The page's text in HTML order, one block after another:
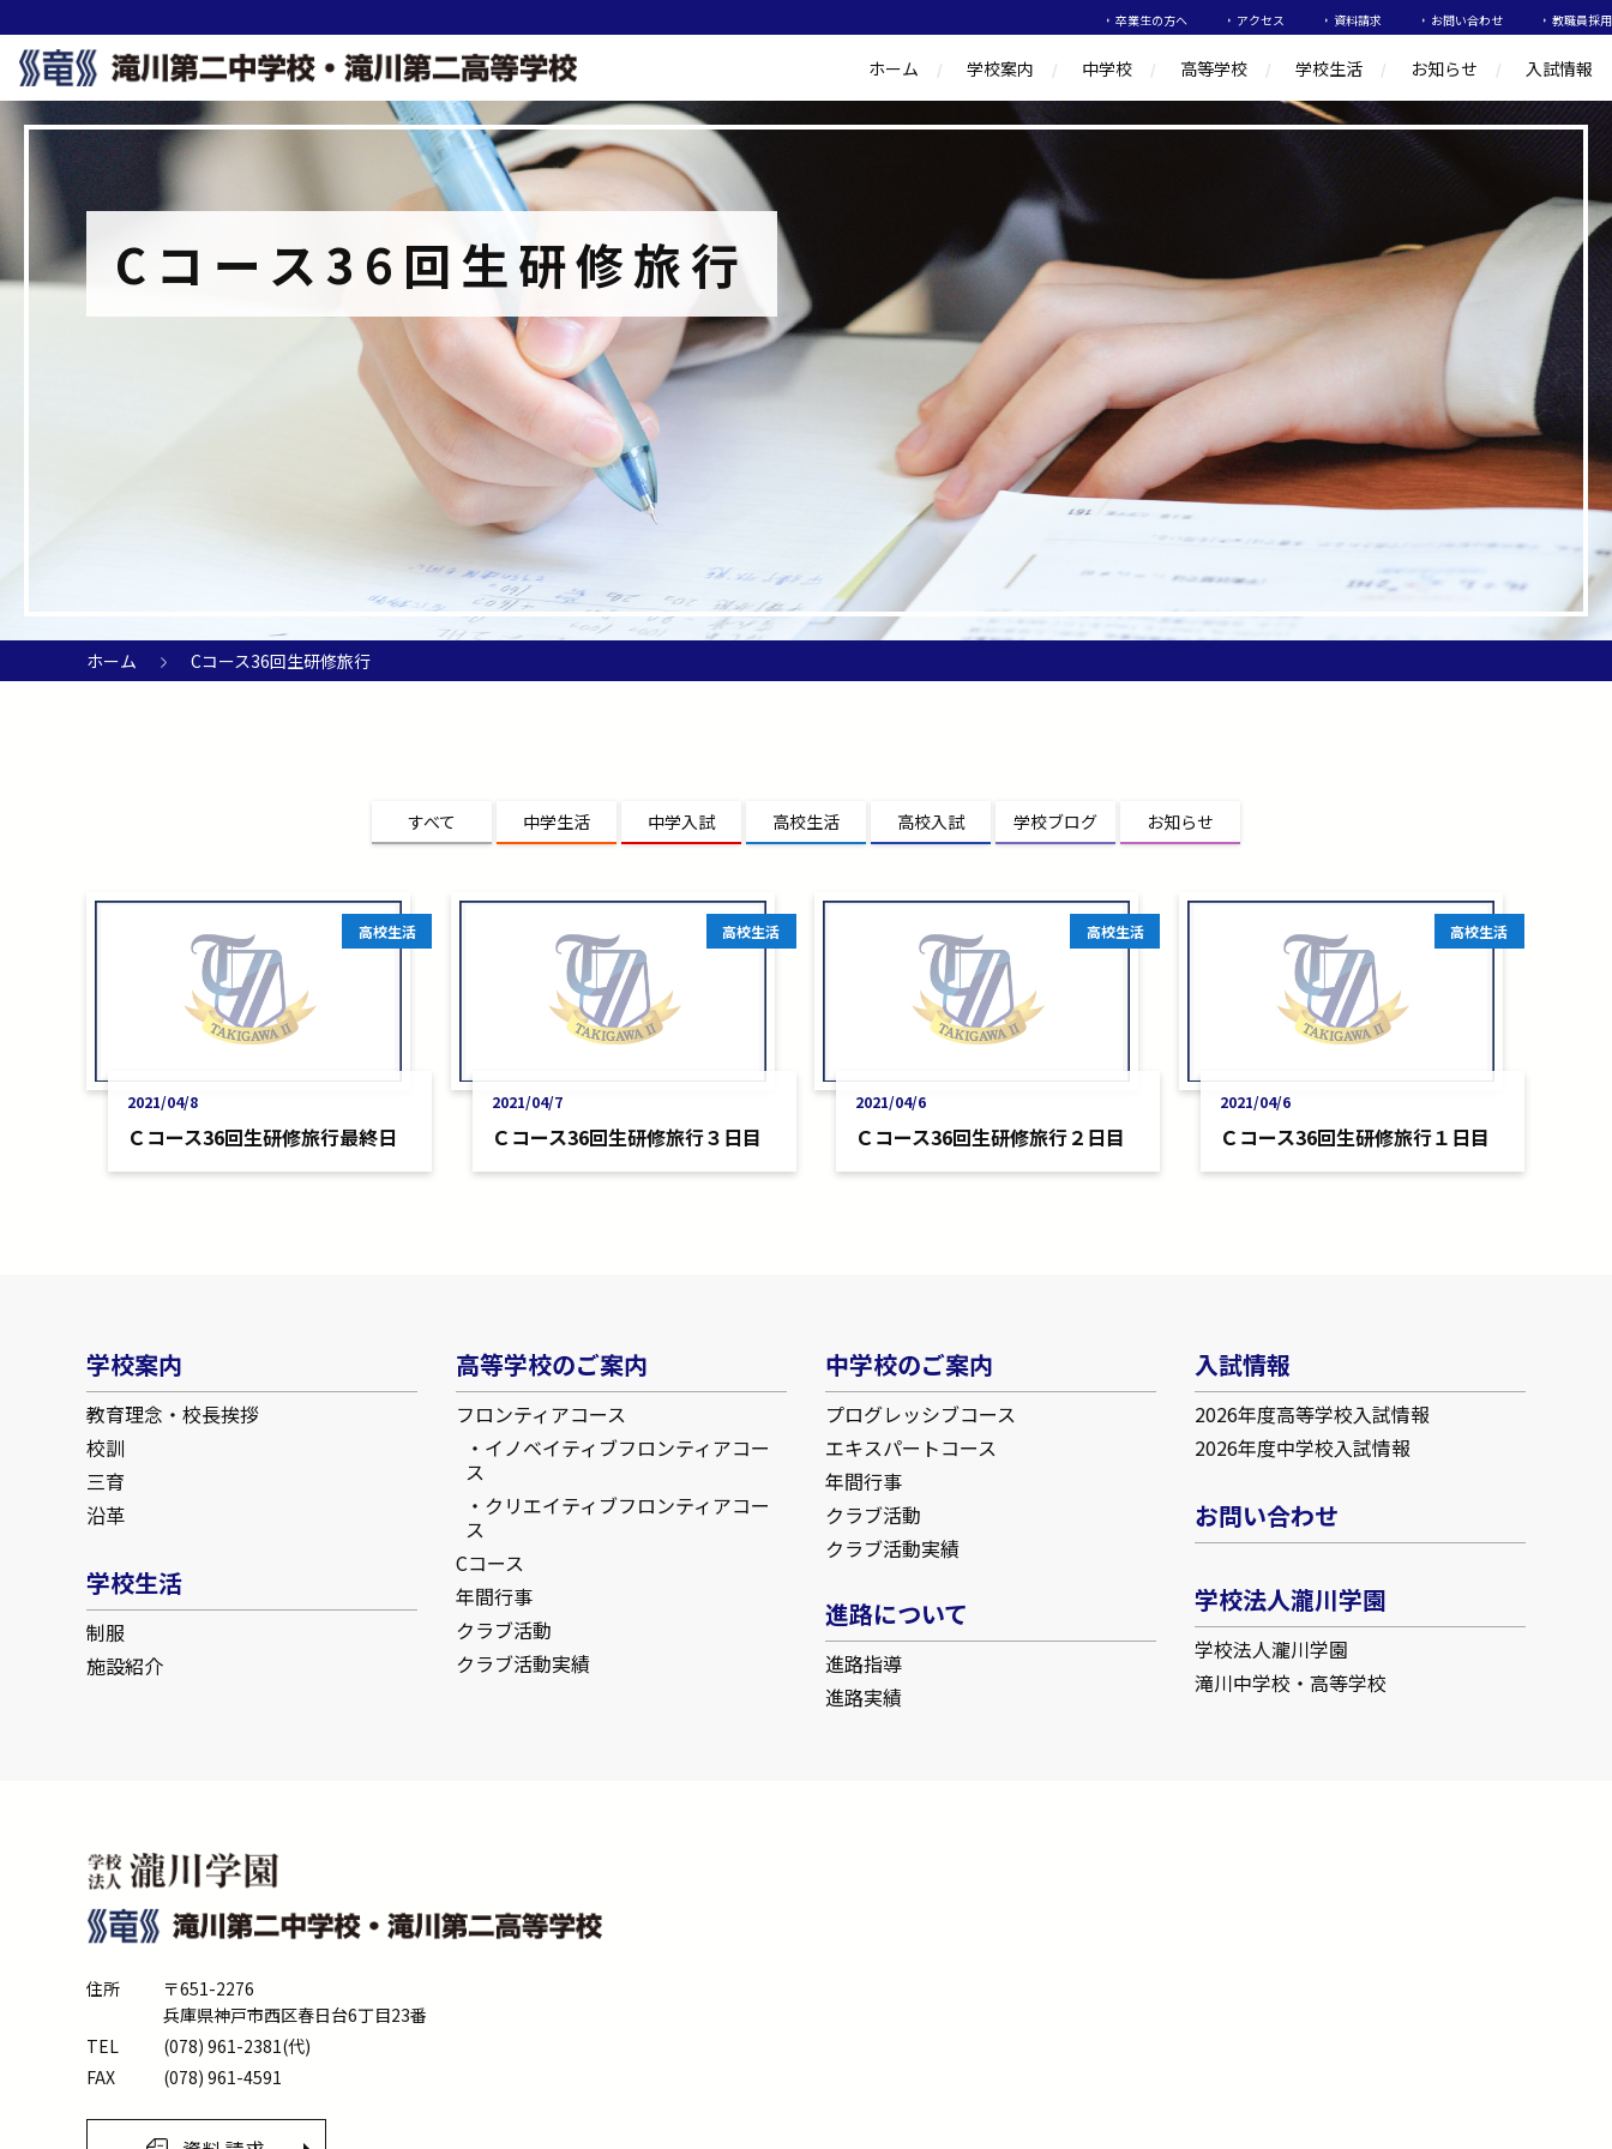
卒業生の方へ アクセス 資料請求 お問い合わせ 教職員採用
ホーム 学校案内 中学校 高等学校 学校生活 お知らせ 入試情報
Cコース36回生研修旅行
ホーム Cコース36回生研修旅行
すべて 中学生活 中学入試 高校生活 高校入試 学校ブログ お知らせ
高校生活
2021/04/8
Ｃコース36回生研修旅行最終日
高校生活
2021/04/7
Ｃコース36回生研修旅行３日目
高校生活
2021/04/6
Ｃコース36回生研修旅行２日目
高校生活
2021/04/6
Ｃコース36回生研修旅行１日目
学校案内
教育理念・校長挨拶
校訓
三育
沿革
学校生活
制服
施設紹介
高等学校のご案内
フロンティアコース
イノベイティブフロンティアコー
ス
クリエイティブフロンティアコー
ス
Cコース
年間行事
クラブ活動
クラブ活動実績
中学校のご案内
プログレッシブコース
エキスパートコース
年間行事
クラブ活動
クラブ活動実績
進路について
進路指導
進路実績
入試情報
2026年度高等学校入試情報
2026年度中学校入試情報
お問い合わせ
学校法人瀧川学園
学校法人瀧川学園
滝川中学校・高等学校
住所
〒651-2276
兵庫県神戸市西区春日台6丁目23番
TEL
(078) 961-2381(代)
FAX
(078) 961-4591